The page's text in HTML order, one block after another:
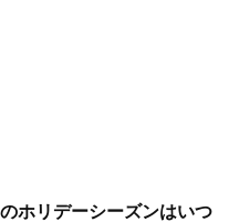
ホリデーシーズンはいつ